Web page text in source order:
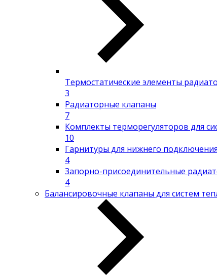
Термостатические элементы
3
Радиаторные клапаны
7
Комплекты терморегуляторов для
10
Гарнитуры для нижнего подключения
4
Запорно-присоединительные
4
Балансировочные клапаны для систем